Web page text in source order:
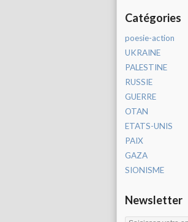
Catégories
poesie-action
UKRAINE
PALESTINE
RUSSIE
GUERRE
OTAN
ETATS-UNIS
PAIX
GAZA
SIONISME
Newsletter